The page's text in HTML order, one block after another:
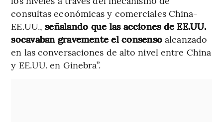
consultas económicas y comerciales China-
EE.UU.,señalando que las acciones de EE.UU.
socavaban gravemente el consenso alcanzado
en las conversaciones de alto nivel entre China
y EE.UU. en Ginebra”.